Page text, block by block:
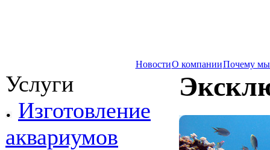
НовостиО компанииПочему
Услуги
Изготовление
аквариумов